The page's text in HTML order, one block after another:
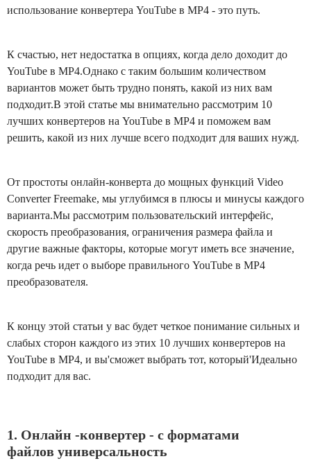
использование конвертера YouTube в MP4 - это путь.
К счастью, нет недостатка в опциях, когда дело доходит до
YouTube в MP4.Однако с таким большим количеством
вариантов может быть трудно понять, какой из них вам
подходит.В этой статье мы внимательно рассмотрим 10
лучших конвертеров на YouTube в MP4 и поможем вам
решить, какой из них лучше всего подходит для ваших нужд.
От простоты онлайн-конверта до мощных функций Video
Converter Freemake, мы углубимся в плюсы и минусы каждого
варианта.Мы рассмотрим пользовательский интерфейс,
скорость преобразования, ограничения размера файла и
другие важные факторы, которые могут иметь все значение,
когда речь идет о выборе правильного YouTube в MP4
преобразователя.
К концу этой статьи у вас будет четкое понимание сильных и
слабых сторон каждого из этих 10 лучших конвертеров на
YouTube в MP4, и вы'сможет выбрать тот, который'Идеально
подходит для вас.
1. Онлайн -конвертер - с форматами
файлов универсальность